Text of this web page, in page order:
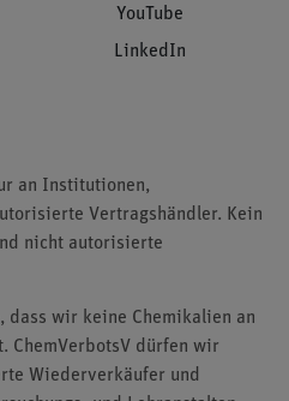
YouTube
LinkedIn
an Institutionen,
Vertragshändler. Kein
nicht autorisierte
dass wir keine Chemikalien an
ChemVerbotsV dürfen wir
Wiederverkäufer und